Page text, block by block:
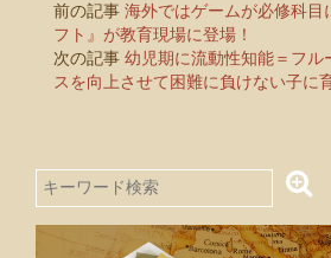
前の記事 海外ではゲームが必修科目
フト』が教育現場に登場！
次の記事 幼児期に流動性知能＝フル
スを向上させて困難に負けない子に